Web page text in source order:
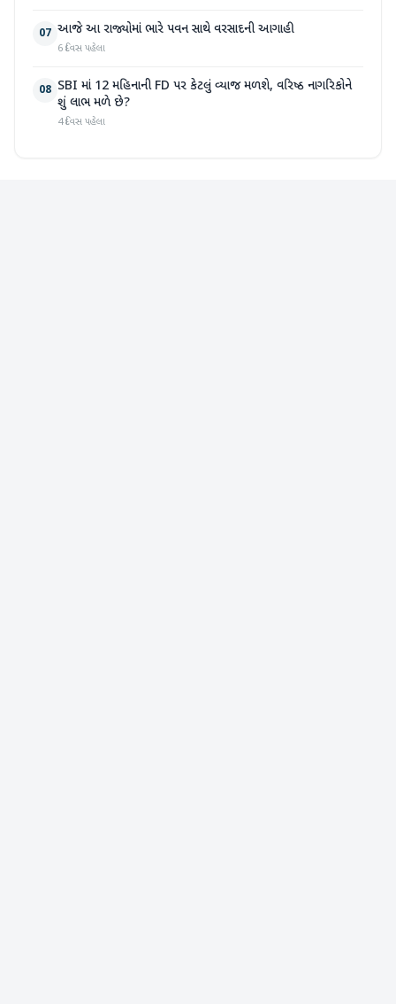
07 આજે આ રાજ્યોમાં ભારે પવન સાથે વરસાદની આગાહી
6 દિવસ પહેલા
08 SBI માં 12 મહિનાની FD પર કેટલું વ્યાજ મળશે, વરિષ્ઠ નાગરિકોને
શું લાભ મળે છે?
4 દિવસ પહેલા